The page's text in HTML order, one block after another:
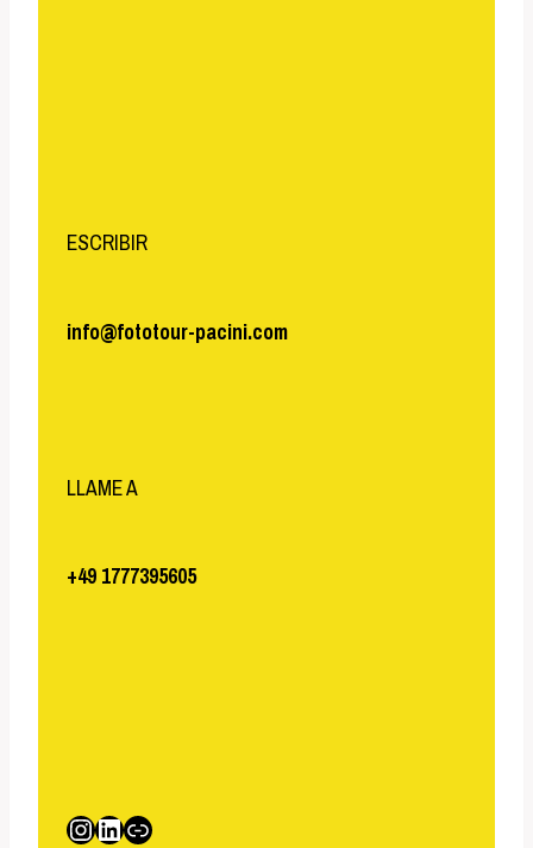
ESCRIBIR
info@fototour-pacini.com
LLAME A
+49 1777395605
Instagram
LinkedIn
Enlace